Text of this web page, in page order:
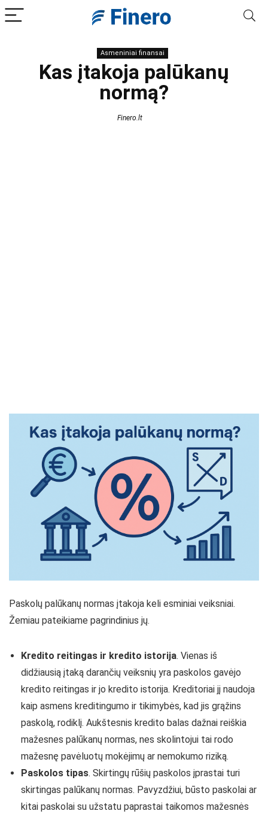
Asmeniniai finansai
Kas įtakoja palūkanų
normą?
Finero.lt
Paskolų palūkanų normas įtakoja keli esminiai veiksniai.
Žemiau pateikiame pagrindinius jų.
Kredito reitingas ir kredito istorija. Vienas iš
didžiausią įtaką darančių veiksnių yra paskolos gavėjo
kredito reitingas ir jo kredito istorija. Kreditoriai jį naudoja
kaip asmens kreditingumo ir tikimybės, kad jis grąžins
paskolą, rodiklį. Aukštesnis kredito balas dažnai reiškia
mažesnes palūkanų normas, nes skolintojui tai rodo
mažesnę pavėluotų mokėjimų ar nemokumo riziką.
Paskolos tipas. Skirtingų rūšių paskolos įprastai turi
skirtingas palūkanų normas. Pavyzdžiui, būsto paskolai ar
kitai paskolai su užstatu paprastai taikomos mažesnės